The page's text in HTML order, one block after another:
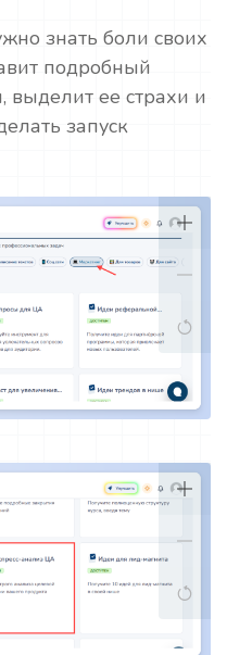
знать боли своих
подробный
выделит ее страхи и
запуск